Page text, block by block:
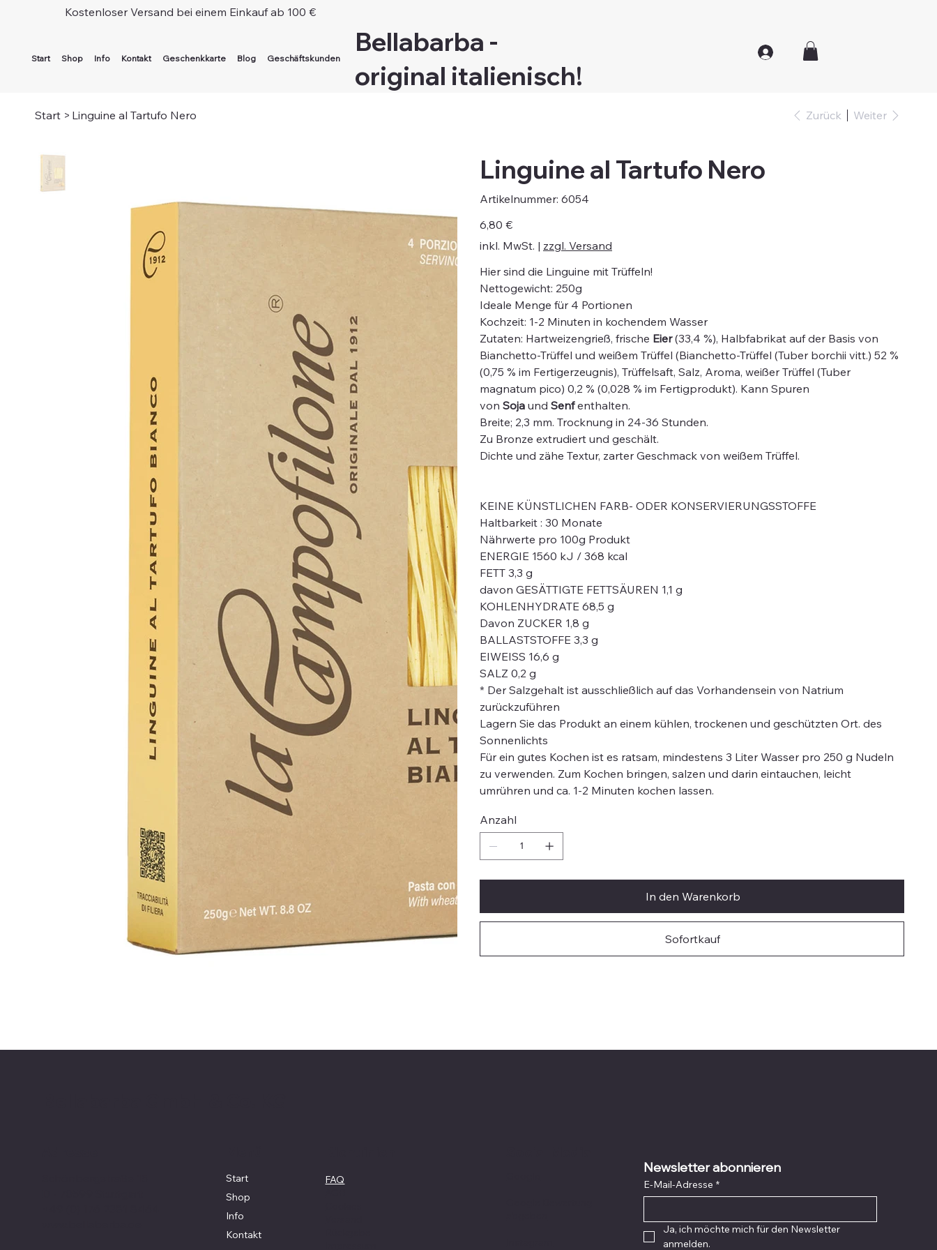
Kostenloser Versand bei einem Einkauf ab 100 €
Start Shop Info Kontakt Geschenkkarte Blog Geschäftskunden
Bellabarba -
original italienisch!
Start > Linguine al Tartufo Nero Zurück Weiter
Linguine al Tartufo Nero
Artikelnummer:
Artikelnummer:
6054
6054
Preis
6,80 €
inkl. MwSt. | zzgl. Versand
Hier sind die Linguine mit Trüffeln!
Nettogewicht: 250g
Ideale Menge für 4 Portionen
Kochzeit: 1-2 Minuten in kochendem Wasser
Zutaten: Hartweizengrieß, frische Eier(33,4 %), Halbfabrikat auf der Basis von
Bianchetto-Trüffel und weißem Trüffel (Bianchetto-Trüffel (Tuber borchii vitt.) 52 %
(0,75 % im Fertigerzeugnis), Trüffelsaft, Salz, Aroma, weißer Trüffel (Tuber
magnatum pico) 0,2 % (0,028 % im Fertigprodukt). Kann Spuren
von Soja und Senfenthalten.
Breite; 2,3 mm. Trocknung in 24-36 Stunden.
Zu Bronze extrudiert und geschält.
Dichte und zähe Textur, zarter Geschmack von weißem Trüffel.
KEINE KÜNSTLICHEN FARB- ODER KONSERVIERUNGSSTOFFE
Haltbarkeit : 30 Monate
Nährwerte pro 100g Produkt
ENERGIE 1560 kJ / 368 kcal
FETT 3,3 g
davon GESÄTTIGTE FETTSÄUREN 1,1 g
KOHLENHYDRATE 68,5 g
Davon ZUCKER 1,8 g
BALLASTSTOFFE 3,3 g
EIWEISS 16,6 g
SALZ 0,2 g
* Der Salzgehalt ist ausschließlich auf das Vorhandensein von Natrium
zurückzuführen
Lagern Sie das Produkt an einem kühlen, trockenen und geschützten Ort. des
Sonnenlichts
Für ein gutes Kochen ist es ratsam, mindestens 3 Liter Wasser pro 250 g Nudeln
zu verwenden. Zum Kochen bringen, salzen und darin eintauchen, leicht
umrühren und ca. 1-2 Minuten kochen lassen.
Anzahl
In den Warenkorb
Sofortkauf
Start
Shop
Info
Kontakt
FAQ
Newsletter abonnieren
E-Mail-Adresse *
Ja, ich möchte mich für den Newsletter
anmelden.